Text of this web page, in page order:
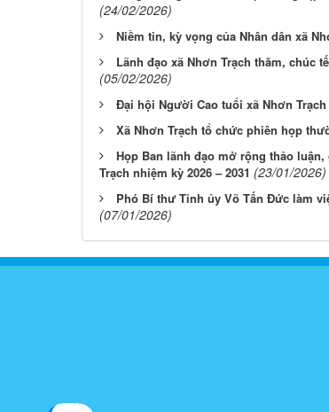
(24/02/2026)
Niềm tin, kỳ vọng của Nhân dân xã
Lãnh đạo xã Nhơn Trạch thăm, chúc
(05/02/2026)
Đại hội Người Cao tuổi xã Nhơn Trạch
Xã Nhơn Trạch tổ chức phiên họp
Họp Ban lãnh đạo mở rộng thảo
Trạch nhiệm kỳ 2026 – 2031 (23/01/2026)
Phó Bí thư Tỉnh ủy Võ Tấn Đức làm
(07/01/2026)